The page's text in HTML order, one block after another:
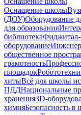
Оснащение школы
(ДОУ)Оборудование
для образования
библиотекаФиджитал-
оборудование
общественное
грамотность
площадок
хитыВсё для школы
ПДДНациональные
хранения3D-
химияБезопасность